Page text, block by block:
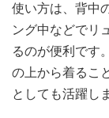
使い方は、背中
ング中などでリ
るのが便利です
の上から着るこ
としても活躍し